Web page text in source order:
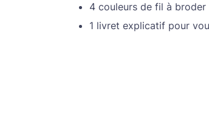
4 couleurs de fil à broder
1 livret explicatif pour